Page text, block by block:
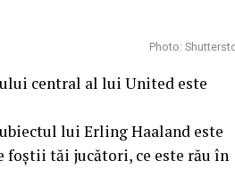
Photo:
central al lui United este
lui Erling Haaland este
foștii tăi jucători, ce este rău în